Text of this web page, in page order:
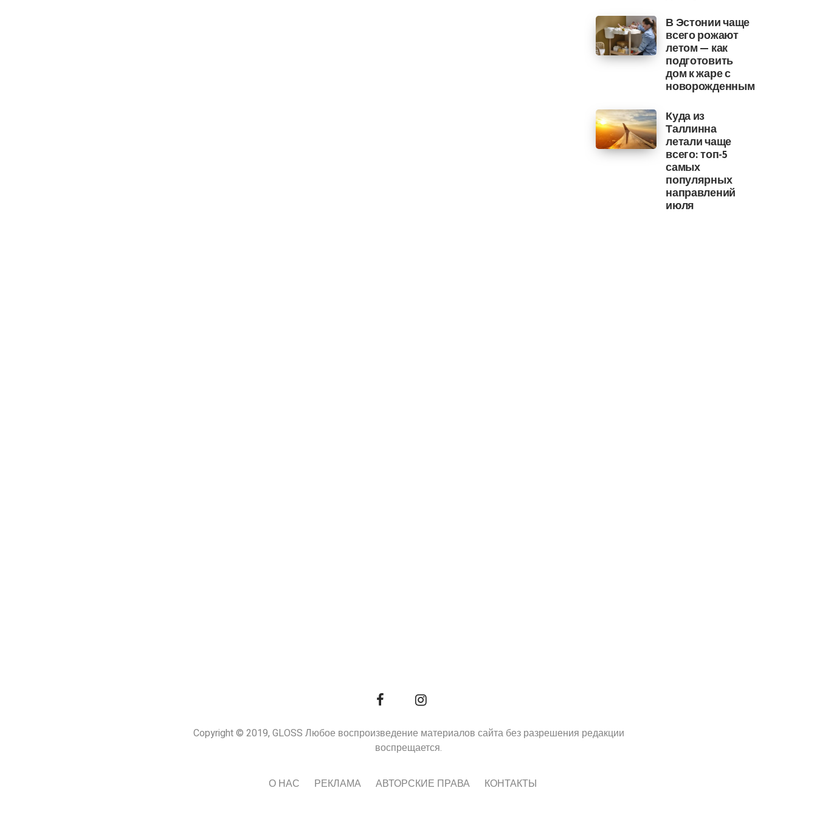
В Эстонии чаще
всего рожают
летом — как
подготовить
дом к жаре с
новорожденным
Куда из
Таллинна
летали чаще
всего: топ-5
самых
популярных
направлений
июля
Copyright © 2019, GLOSS Любое воспроизведение материалов сайта без разрешения редакции
воспрещается.
О НАС РЕКЛАМА АВТОРСКИЕ ПРАВА КОНТАКТЫ